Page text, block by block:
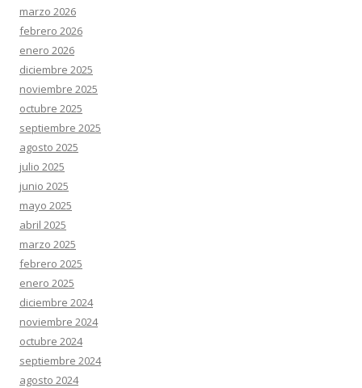
marzo 2026
febrero 2026
enero 2026
diciembre 2025
noviembre 2025
octubre 2025
septiembre 2025
agosto 2025
julio 2025
junio 2025
mayo 2025
abril 2025
marzo 2025
febrero 2025
enero 2025
diciembre 2024
noviembre 2024
octubre 2024
septiembre 2024
agosto 2024